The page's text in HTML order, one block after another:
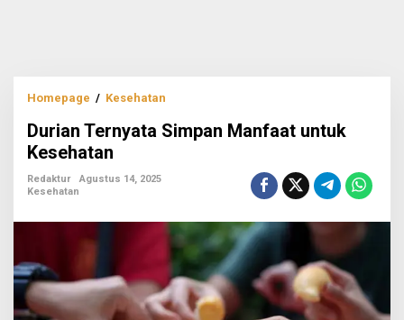
Homepage / Kesehatan
Simpan
Durian Ternyata Simpan Manfaat untuk
Kesehatan
Redaktur
Agustus 14, 2025
Kesehatan